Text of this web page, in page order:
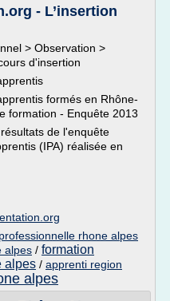
- L’insertion
> Observation >
d'insertion
formés en Rhône-
formation - Enquête 2013
de l'enquête
(IPA) réalisée en
rhone alpes
alpes / formation
alpes / apprenti region
alpes